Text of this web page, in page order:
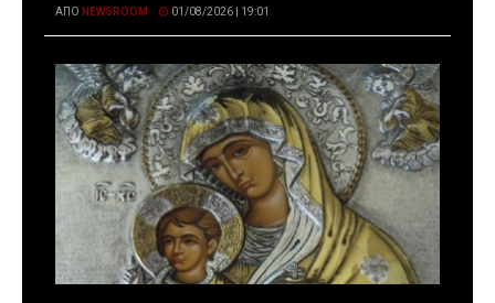
ΑΠΌ NEWSROOM 01/08/2026 | 19:01